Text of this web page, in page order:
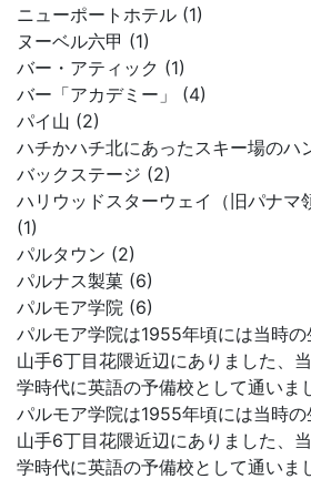
ニューポートホテル (1)
ヌーベル六甲 (1)
バー・アティック (1)
バー「アカデミー」 (4)
パイ山 (2)
ハチかハチ北にあったスキー場のハ
バックステージ (2)
ハリウッドスターウェイ（旧パナマ
(1)
パルタウン (2)
パルナス製菓 (6)
パルモア学院 (6)
パルモア学院は1955年頃には当時
山手6丁目花隈近辺にありました、
学時代に英語の予備校として通いま
パルモア学院は1955年頃には当時
山手6丁目花隈近辺にありました、
学時代に英語の予備校として通いま